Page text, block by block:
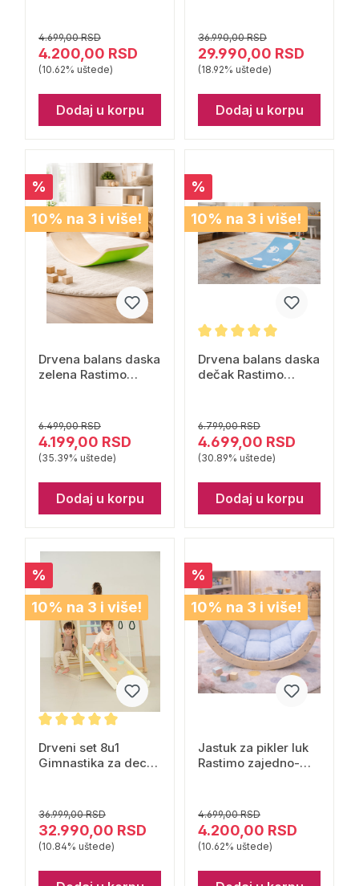
4.699,00 RSD
4.200,00 RSD
(10.62% uštede)
Dodaj u korpu
36.990,00 RSD
29.990,00 RSD
(18.92% uštede)
Dodaj u korpu
%
10% na 3 i više!
Drvena balans daska
zelena Rastimo
6.499,00 RSD
4.199,00 RSD
(35.39% uštede)
Dodaj u korpu
%
10% na 3 i više!
Drvena balans daska
dečak Rastimo
6.799,00 RSD
4.699,00 RSD
(30.89% uštede)
Dodaj u korpu
%
10% na 3 i više!
Drveni set 8u1
Gimnastika za decu
36.999,00 RSD
32.990,00 RSD
(10.84% uštede)
%
10% na 3 i više!
Jastuk za pikler luk
Rastimo zajedno-
4.699,00 RSD
4.200,00 RSD
(10.62% uštede)